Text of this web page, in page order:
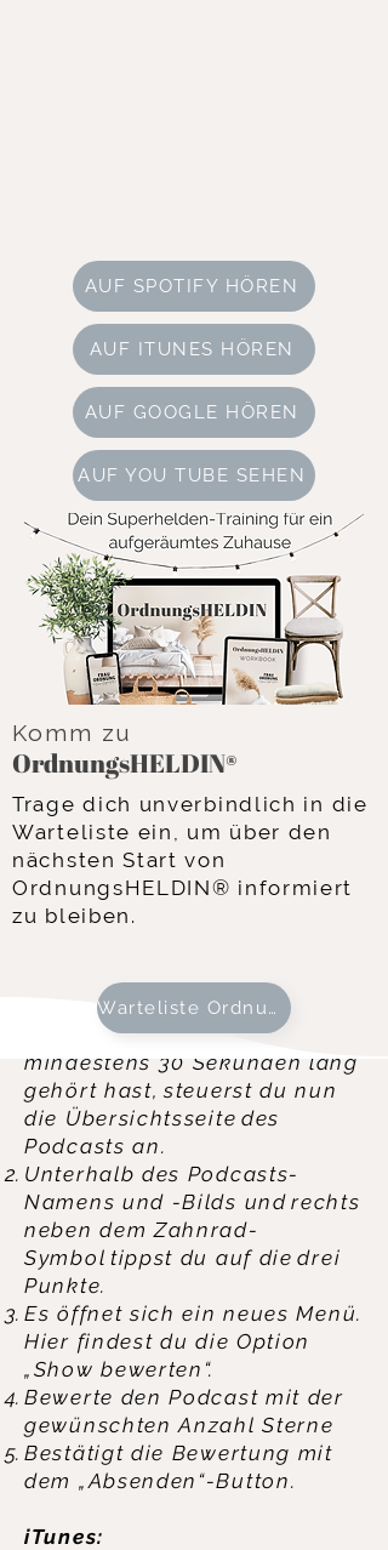
PS:Damit du keine Folge
verpasst, abonniere meinen
Podcast kostenfrei in deinem
Lieblingsplayer - überall
dort, wo es Podcasts gibt.
Spotify:
zu bewerten, geht du wie folgt
Nachdem du eine Folge
mindestens 30 Sekunden lang
gehört hast, steuerst du nun
die Übersichtsseite des
Podcasts an.
Unterhalb des Podcasts-
Namens und -Bilds und rechts
neben dem Zahnrad-
Symbol tippst du auf die drei
Punkte.
Es öffnet sich ein neues Menü.
Hier findest du die Option
„Show bewerten“.
Bewerte den Podcast mit der
gewünschten Anzahl Sterne
Bestätigt die Bewertung mit
dem „Absenden“-Button.
iTunes:
AUF SPOTIFY HÖREN
AUF ITUNES HÖREN
AUF GOOGLE HÖREN
AUF YOU TUBE SEHEN
Komm zu
OrdnungsHELDIN®
Trage dich unverbindlich in die
Warteliste ein, um über den
nächsten Start von
OrdnungsHELDIN® informiert
zu bleiben.​
Warteliste OrdnungsHELDIN